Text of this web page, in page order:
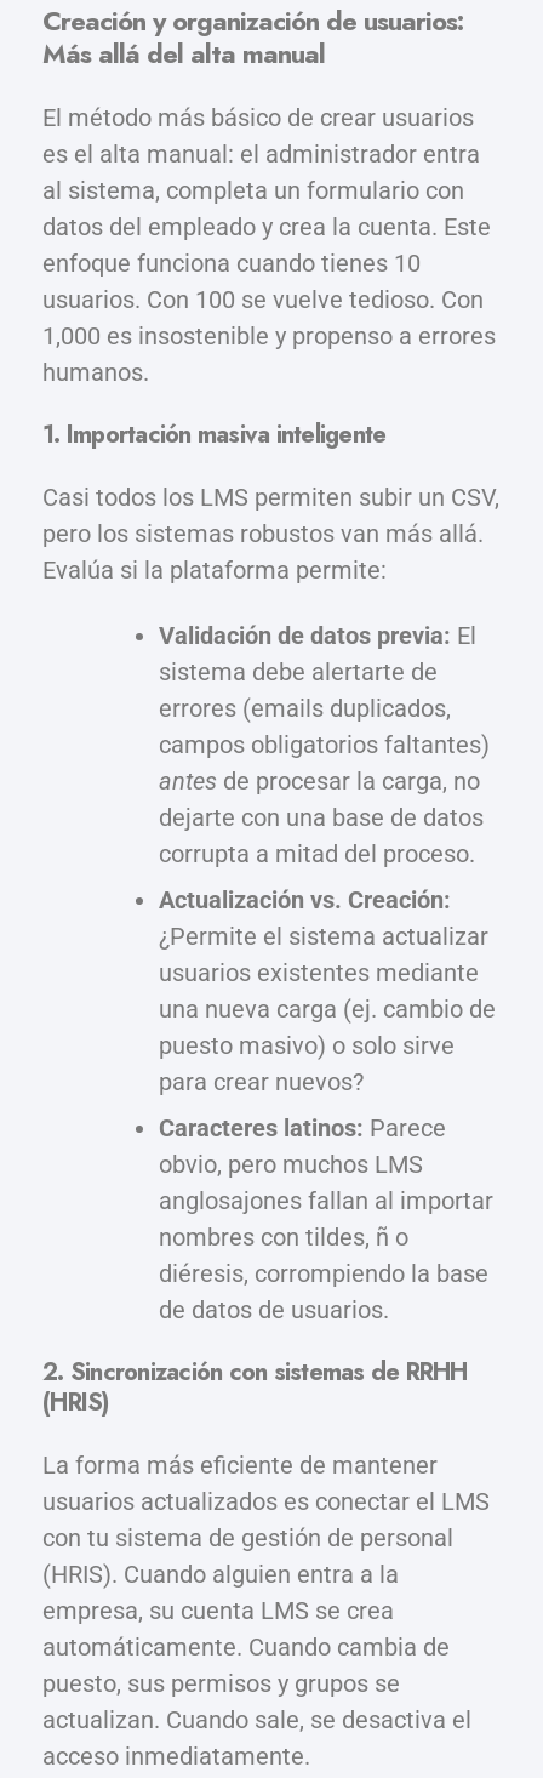
Creación y organización de usuarios:
Más allá del alta manual
El método más básico de crear usuarios
es el alta manual: el administrador entra
al sistema, completa un formulario con
datos del empleado y crea la cuenta. Este
enfoque funciona cuando tienes 10
usuarios. Con 100 se vuelve tedioso. Con
1,000 es insostenible y propenso a errores
humanos.
1. Importación masiva inteligente
Casi todos los LMS permiten subir un CSV,
pero los sistemas robustos van más allá.
Evalúa si la plataforma permite:
Validación de datos previa: El
sistema debe alertarte de
errores (emails duplicados,
campos obligatorios faltantes)
antes de procesar la carga, no
dejarte con una base de datos
corrupta a mitad del proceso.
Actualización vs. Creación:
¿Permite el sistema actualizar
usuarios existentes mediante
una nueva carga (ej. cambio de
puesto masivo) o solo sirve
para crear nuevos?
Caracteres latinos: Parece
obvio, pero muchos LMS
anglosajones fallan al importar
nombres con tildes, ñ o
diéresis, corrompiendo la base
de datos de usuarios.
2. Sincronización con sistemas de RRHH
(HRIS)
La forma más eficiente de mantener
usuarios actualizados es conectar el LMS
con tu sistema de gestión de personal
(HRIS). Cuando alguien entra a la
empresa, su cuenta LMS se crea
automáticamente. Cuando cambia de
puesto, sus permisos y grupos se
actualizan. Cuando sale, se desactiva el
acceso inmediatamente.